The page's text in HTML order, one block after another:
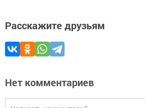
Расскажите друзьям
Нет комментариев